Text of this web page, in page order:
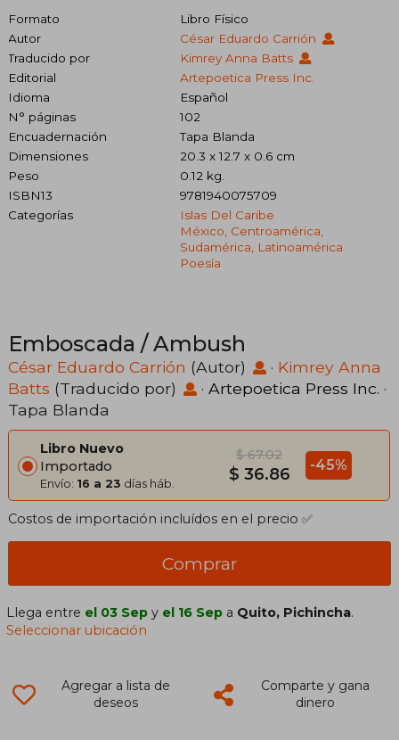
Formato
Libro Físico
Autor
César Eduardo Carrión
Traducido por
Kimrey Anna Batts
Editorial
Artepoetica Press Inc.
Idioma
Español
N° páginas
102
Encuadernación
Tapa Blanda
Dimensiones
20.3 x 12.7 x 0.6 cm
Peso
0.12 kg.
ISBN13
9781940075709
Categorías
Islas Del Caribe
México, Centroamérica,
Sudamérica, Latinoamérica
Poesía
Emboscada / Ambush
César Eduardo Carrión (Autor) · Kimrey Anna
Batts (Traducido por) · Artepoetica Press Inc. ·
Tapa Blanda
Libro Nuevo
Importado
Envío: 16 a 23 días háb.
$ 67.02
$ 36.86 -45%
Costos de importación incluídos en el precio ✅
Comprar
Llega entre el 03 Sep y el 16 Sep a Quito, Pichincha.
Seleccionar ubicación
Agregar a lista de
deseos
Comparte y gana
dinero